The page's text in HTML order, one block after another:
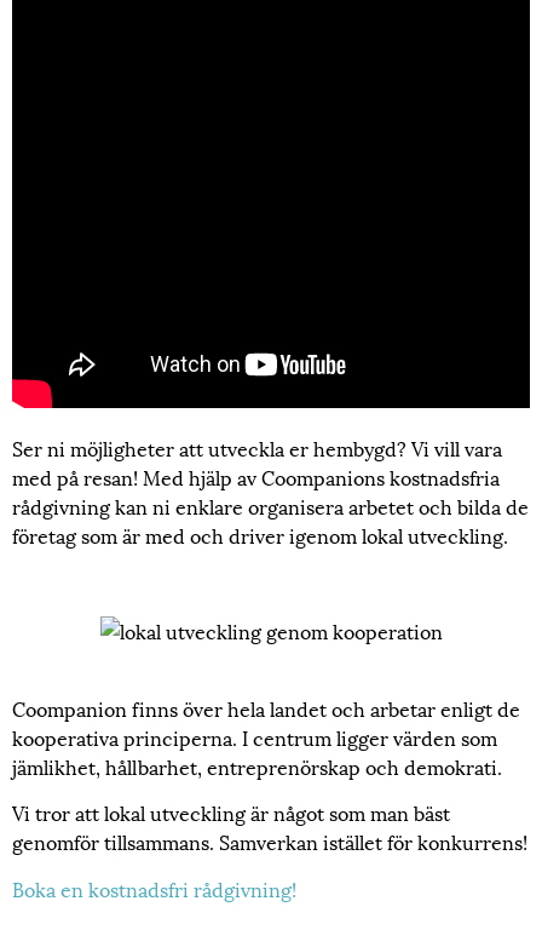
Ser ni möjligheter att utveckla er hembygd? Vi vill vara
med på resan! Med hjälp av Coompanions kostnadsfria
rådgivning kan ni enklare organisera arbetet och bilda de
företag som är med och driver igenom lokal utveckling.
Coompanion finns över hela landet och arbetar enligt de
kooperativa principerna. I centrum ligger värden som
jämlikhet, hållbarhet, entreprenörskap och demokrati.
Vi tror att lokal utveckling är något som man bäst
genomför tillsammans. Samverkan istället för konkurrens!
Boka en kostnadsfri rådgivning!